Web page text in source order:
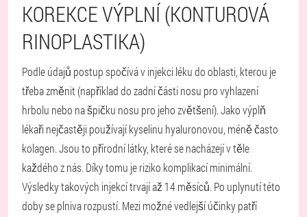
KOREKCE VÝPLNÍ (KONTUROVÁ
RINOPLASTIKA)
Podle údajů postup spočívá v injekci léku do oblasti, kterou je
třeba změnit (například do zadní části nosu pro vyhlazení
hrbolu nebo na špičku nosu pro jeho zvětšení). Jako výplň
lékaři nejčastěji používají kyselinu hyaluronovou, méně často
kolagen. Jsou to přírodní látky, které se nacházejí v těle
každého z nás. Díky tomu je riziko komplikací minimální.
Výsledky takových injekcí trvají až 14 měsíců. Po uplynutí této
doby se plniva rozpustí. Mezi možné vedlejší účinky patří